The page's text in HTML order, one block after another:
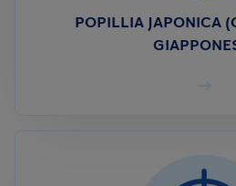
POPILLIA JAPONICA